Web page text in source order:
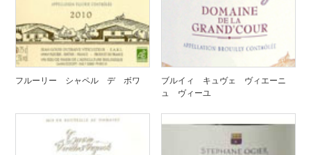
フルーリー シャペル デ ボワ
ブルイィ キュヴェ ヴィエーニ
ュ ヴィーユ